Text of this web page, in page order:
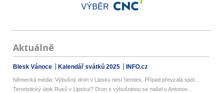
VÝBĚR
Aktuálně
Blesk Vánoce Kalendář svátků 2025 INFO.cz
Německá média: Výbušný dron v Lipsku nesl Semtex. Případ převzala spol...
Teroristický útok Rusů v Lipsku!? Dron s výbušninou se našel u Antonov...